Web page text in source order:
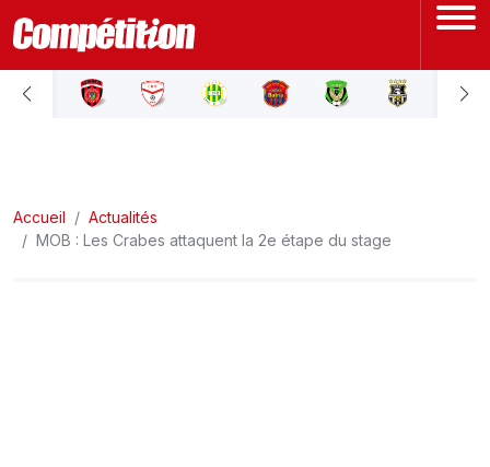
ACCUEIL
LIGUE 2
Accueil
Actualités
MOB : Les Crabes attaquent la 2e étape du stage